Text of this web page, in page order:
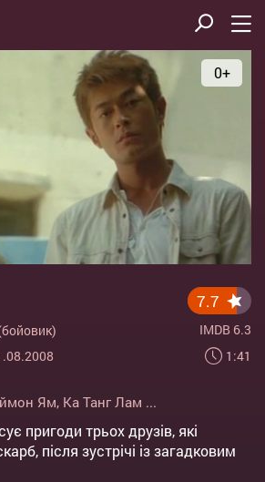
0+
7.7
IMDB 6.3
1:41
Ям, Ка Танг Лам ...
пригоди трьох друзів, які
після зустрічі із загадковим